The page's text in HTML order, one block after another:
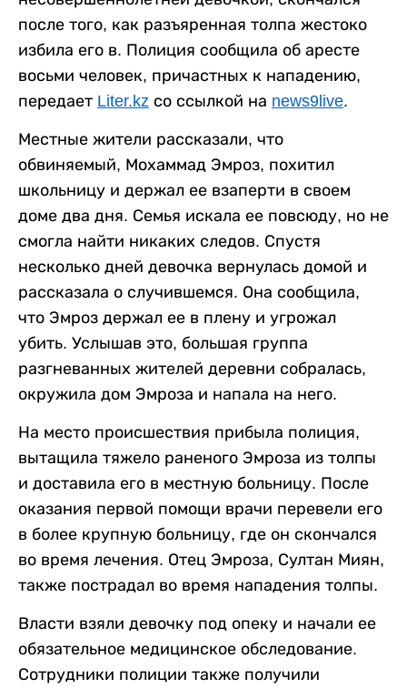
после того, как разъяренная толпа жестоко
избила его в. Полиция сообщила об аресте
восьми человек, причастных к нападению,
передает Liter.kz со ссылкой на news9live.
Местные жители рассказали, что
обвиняемый, Мохаммад Эмроз, похитил
школьницу и держал ее взаперти в своем
доме два дня. Семья искала ее повсюду, но не
смогла найти никаких следов. Спустя
несколько дней девочка вернулась домой и
рассказала о случившемся. Она сообщила,
что Эмроз держал ее в плену и угрожал
убить. Услышав это, большая группа
разгневанных жителей деревни собралась,
окружила дом Эмроза и напала на него.
На место происшествия прибыла полиция,
вытащила тяжело раненого Эмроза из толпы
и доставила его в местную больницу. После
оказания первой помощи врачи перевели его
в более крупную больницу, где он скончался
во время лечения. Отец Эмроза, Султан Миян,
также пострадал во время нападения толпы.
Власти взяли девочку под опеку и начали ее
обязательное медицинское обследование.
Сотрудники полиции также получили